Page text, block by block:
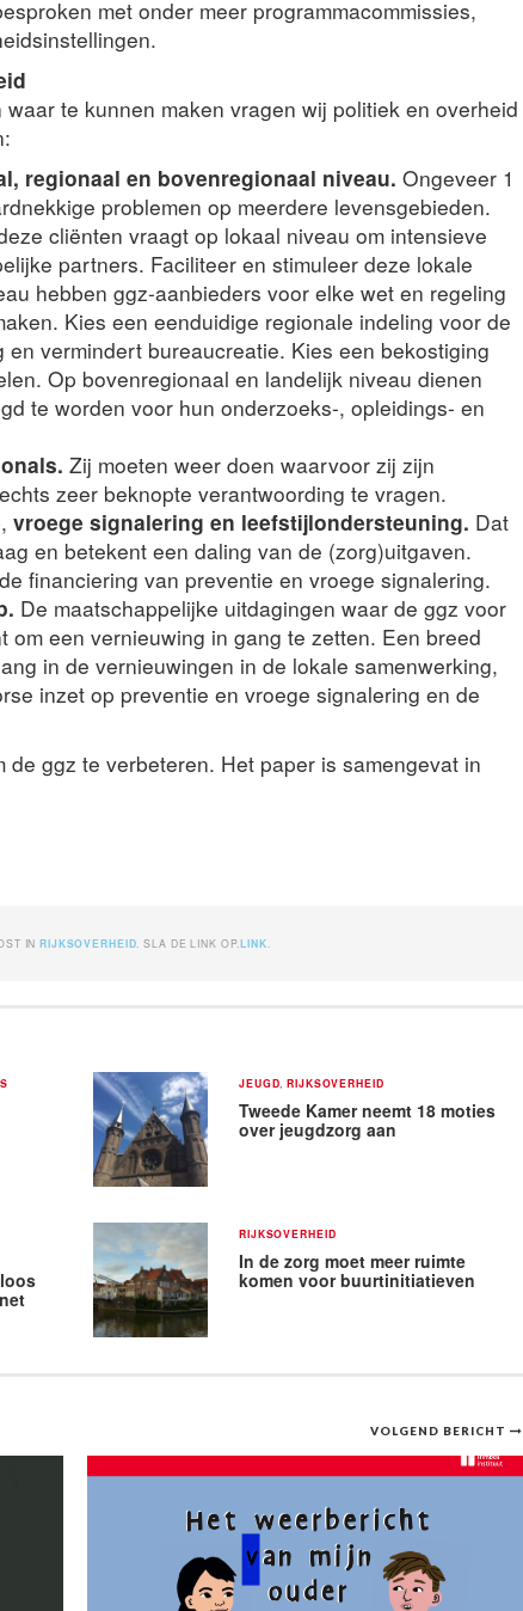
met onder meer programmacommissies,
te kunnen maken vragen wij politiek en overheid
regionaal en bovenregionaal niveau. Ongeveer 1
problemen op meerdere levensgebieden.
cliënten vraagt op lokaal niveau om intensieve
partners. Faciliteer en stimuleer deze lokale
hebben ggz-aanbieders voor elke wet en regeling
Kies een eenduidige regionale indeling voor de
vermindert bureaucreatie. Kies een bekostiging
Op bovenregionaal en landelijk niveau dienen
te worden voor hun onderzoeks-, opleidings- en
Zij moeten weer doen waarvoor zij zijn
zeer beknopte verantwoording te vragen.
, vroege signalering en leefstijlondersteuning. Dat
en betekent een daling van de (zorg)uitgaven.
financiering van preventie en vroege signalering.
De maatschappelijke uitdagingen waar de ggz voor
om een vernieuwing in gang te zetten. Een breed
in de vernieuwingen in de lokale samenwerking,
inzet op preventie en vroege signalering en de
de ggz te verbeteren. Het paper is samengevat in
INRIJKSOVERHEID . SLA DE LINK OP.LINK
JEUGD ,RIJKSOVERHEID
Tweede Kamer neemt 18 moties
over jeugdzorg aan
RIJKSOVERHEID
In de zorg moet meer ruimte
komen voor buurtinitiatieven
VOLGEND BERICHT